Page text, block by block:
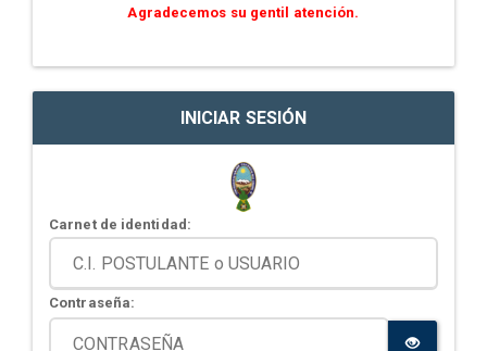
Agradecemos su gentil atención.
INICIAR SESIÓN
Carnet de identidad:
Contraseña: